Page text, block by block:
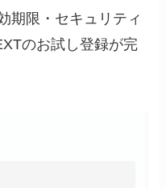
期限・セキュリティ
のお試し登録が完